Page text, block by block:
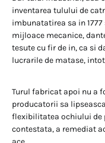
inventarea tulului de
imbunatatirea sa in
mijloace mecanice,
tesute cu fir de in, ca si
lucrarile de matase,
Turul fabricat apoi nu a
producatorii sa
flexibilitatea ochiului de
contestata, a remediat